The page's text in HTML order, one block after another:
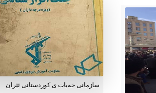
سازمانی خەبات ی كوردستانی ئێران